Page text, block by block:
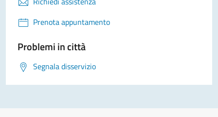
Prenota appuntamento
Problemi in città
Segnala disservizio